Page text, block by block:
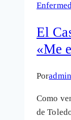
El
«Me
Poradmin
Como
de